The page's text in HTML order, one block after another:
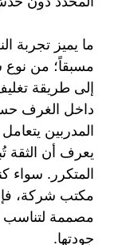
ما يميز تجربة
مسبقاً؛ من نوع
إلى طريقة
داخل الغرف
المدربين
يعرف أن الثقة
المتكرر. سواء
مكتب شركة،
مصممة لتناسب
جودتها.